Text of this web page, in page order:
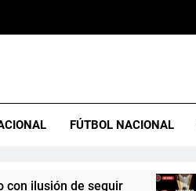
FÚTBOL NACIONAL
ilusión de seguir